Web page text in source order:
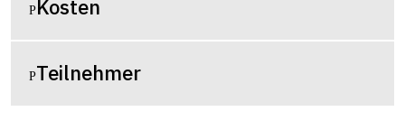
Kosten
Teilnehmer